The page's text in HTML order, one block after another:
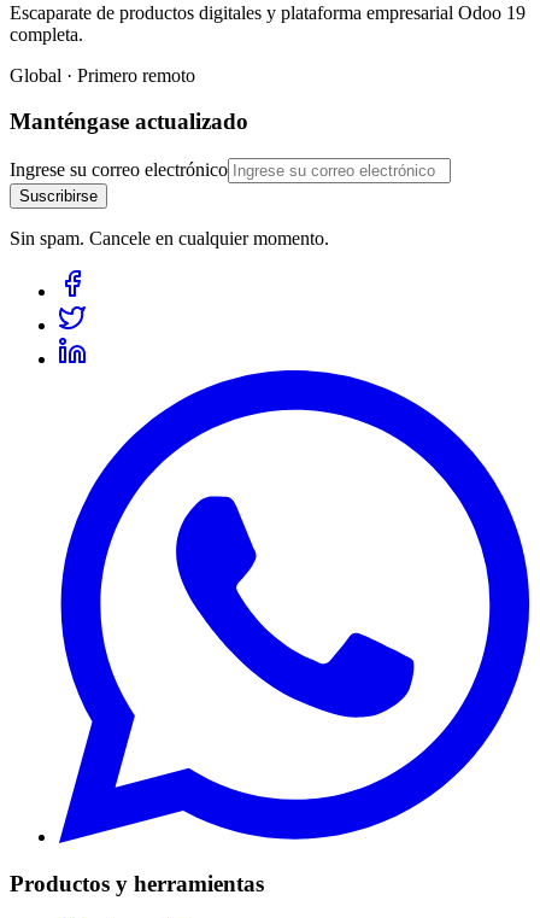
Escaparate de productos digitales y plataforma empresarial Odoo 19
completa.
Global · Primero remoto
Manténgase actualizado
Ingrese su correo electrónico
Suscribirse
Sin spam. Cancele en cualquier momento.
Productos y herramientas